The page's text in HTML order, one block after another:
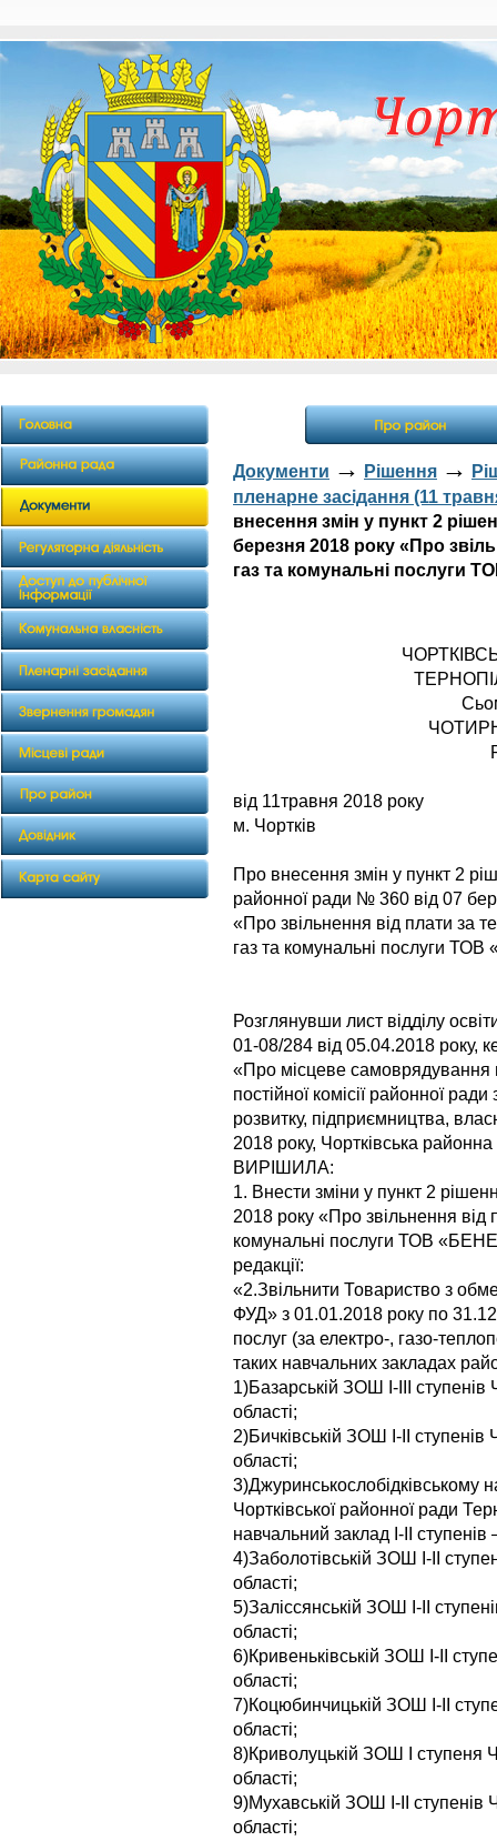
Документи → Рішення →
пленарне засідання (11
внесення змін у пункт 2
березня 2018 року «Про
газ та комунальні послуги
від
м. Чортків
Про внесення змін у пункт 2
районної ради № 360 від 07
«Про звільнення від плати за
газ та комунальні послуги
Розглянувши лист відділу
01-08/284 від 05.04.2018 року,
«Про місцеве самоврядування
постійної комісії районної
розвитку, підприємництва,
2018 року, Чортківська
ВИРІШИЛА:
1. Внести зміни у пункт 2
2018 року «Про звільнення від
комунальні послуги ТОВ
редакції:
«2.Звільнити Товариство з
ФУД» з 01.01.2018 року по
послуг (за електро-, газо-
таких навчальних закладах
1)Базарській ЗОШ І-ІІІ
області;
2)Бичківській ЗОШ I-II ступенів
області;
3)Джуринськослобідківському
Чортківської районної ради
навчальний заклад І-ІІ
4)Заболотівській ЗОШ I-II
області;
5)Заліссянській ЗОШ I-II
області;
6)Кривеньківській ЗОШ I-II
області;
7)Коцюбинчицькій ЗОШ I-II
області;
8)Криволуцькій ЗОШ І ступеня
області;
9)Мухавській ЗОШ I-II ступенів
області;